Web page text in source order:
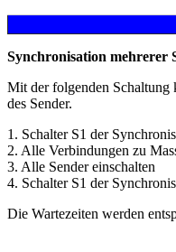
Synchronisation mehrerer
Mit der folgenden Schaltung
des Sender.
1. Schalter S1 der
2. Alle Verbindungen zu
3. Alle Sender einschalten
4. Schalter S1 der
Die Wartezeiten werden